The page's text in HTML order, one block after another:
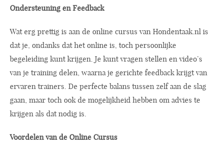
Ondersteuning en Feedback
Wat erg prettig is aan de online cursus van Hondentaak.nl is
dat je, ondanks dat het online is, toch persoonlijke
begeleiding kunt krijgen. Je kunt vragen stellen en video’s
van je training delen, waarna je gerichte feedback krijgt van
ervaren trainers. De perfecte balans tussen zelf aan de slag
gaan, maar toch ook de mogelijkheid hebben om advies te
krijgen als dat nodig is.
Voordelen van de Online Cursus